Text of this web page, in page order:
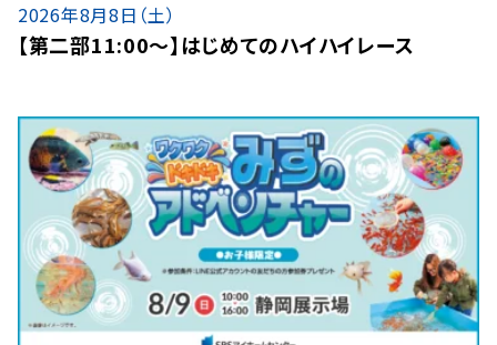
2026年8月8日（土）
【第二部11:00～】はじめてのハイハイレース